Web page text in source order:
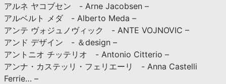
アルネ ヤコブセン - Arne Jacobsen –
アルベルト メダ - Alberto Meda –
アンテ ヴォジュノヴィック - ANTE VOJNOVIC –
アンド デザイン - ＆design –
アントニオ チッテリオ - Antonio Citterio –
アンナ・カステッリ・フェリエーリ - Anna Castelli
Ferrie… –